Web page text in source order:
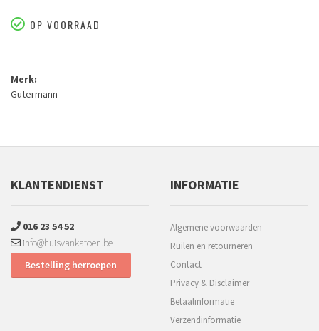
OP VOORRAAD
Merk:
Gutermann
KLANTENDIENST
016 23 54 52
info@huisvankatoen.be
Bestelling herroepen
INFORMATIE
Algemene voorwaarden
Ruilen en retourneren
Contact
Privacy & Disclaimer
Betaalinformatie
Verzendinformatie